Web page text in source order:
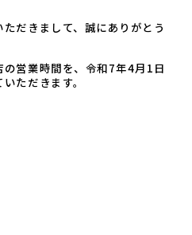
だきまして、誠にありがとう
営業時間を、令和7年4月1日
ただきます。